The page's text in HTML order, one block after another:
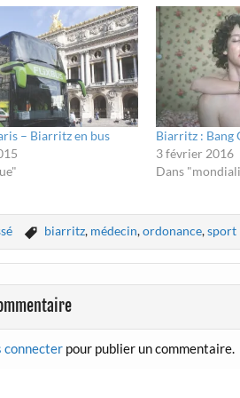
– Biarritz en bus
Biarritz : Bang
3 février 2016
Dans
biarritz, médecin,ordonance,sport
connecterpour publier un commentaire.